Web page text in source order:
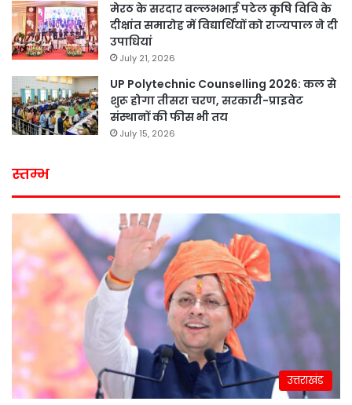
मेरठ के सरदार वल्लभभाई पटेल कृषि विवि के
दीक्षांत समारोह में विद्यार्थियों को राज्यपाल ने दी
उपाधियां
July 21, 2026
UP Polytechnic Counselling 2026: कल से
शुरू होगा तीसरा चरण, सरकारी-प्राइवेट
संस्थानों की फीस भी तय
July 15, 2026
स्तम्भ
उत्तराखंड